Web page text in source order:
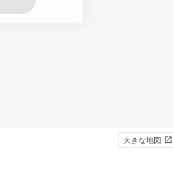
大きな地図